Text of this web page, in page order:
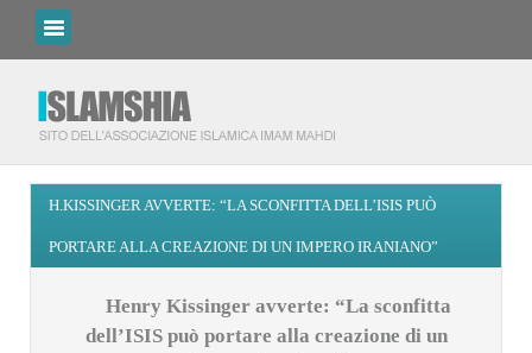
H.KISSINGER AVVERTE: “LA SCONFITTA DELL’ISIS PUÒ
PORTARE ALLA CREAZIONE DI UN IMPERO IRANIANO”
Henry Kissinger avverte: “La sconfitta
dell’ISIS può portare alla creazione di un